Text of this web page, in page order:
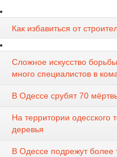
Как избавиться от
Сложное искусство
много специалистов в
В Одессе срубят 70
На территории одесского
деревья
В Одессе подрежут более